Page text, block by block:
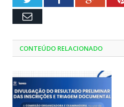
Email
CONTEÚDO RELACIONADO